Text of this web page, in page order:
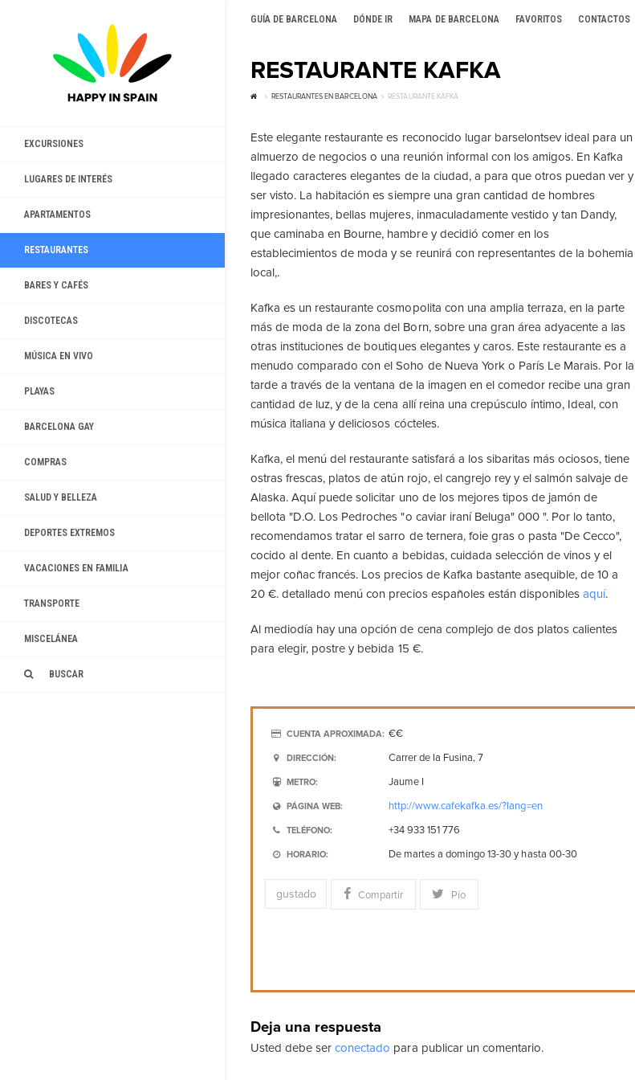
GUÍA DE BARCELONA DÓNDE IR MAPA DE BARCELONA FAVORITOS CONTACTOS
EXCURSIONES
LUGARES DE INTERÉS
APARTAMENTOS
RESTAURANTES
BARES Y CAFÉS
DISCOTECAS
MÚSICA EN VIVO
PLAYAS
BARCELONA GAY
COMPRAS
SALUD Y BELLEZA
DEPORTES EXTREMOS
VACACIONES EN FAMILIA
TRANSPORTE
MISCELÁNEA
BUSCAR
RESTAURANTE KAFKA
RESTAURANTES EN BARCELONA RESTAURANTE KAFKA
Este elegante restaurante es reconocido lugar barselontsev ideal para un
almuerzo de negocios o una reunión informal con los amigos. En Kafka
llegado caracteres elegantes de la ciudad, a para que otros puedan ver y
ser visto. La habitación es siempre una gran cantidad de hombres
impresionantes, bellas mujeres, inmaculadamente vestido y tan Dandy,
que caminaba en Bourne, hambre y decidió comer en los
establecimientos de moda y se reunirá con representantes de la bohemia
local,.
Kafka es un restaurante cosmopolita con una amplia terraza, en la parte
más de moda de la zona del Born, sobre una gran área adyacente a las
otras instituciones de boutiques elegantes y caros. Este restaurante es a
menudo comparado con el Soho de Nueva York o París Le Marais. Por la
tarde a través de la ventana de la imagen en el comedor recibe una gran
cantidad de luz, y de la cena allí reina una crepúsculo íntimo, Ideal, con
música italiana y deliciosos cócteles.
Kafka, el menú del restaurante satisfará a los sibaritas más ociosos, tiene
ostras frescas, platos de atún rojo, el cangrejo rey y el salmón salvaje de
Alaska. Aquí puede solicitar uno de los mejores tipos de jamón de
bellota "D.O. Los Pedroches "o caviar iraní Beluga" 000 ". Por lo tanto,
recomendamos tratar el sarro de ternera, foie gras o pasta "De Cecco",
cocido al dente. En cuanto a bebidas, cuidada selección de vinos y el
mejor coñac francés. Los precios de Kafka bastante asequible, de 10 a
20 €. detallado menú con precios españoles están disponiblesaquí.
Al mediodía hay una opción de cena complejo de dos platos calientes
para elegir, postre y bebida 15 €.
CUENTA APROXIMADA: €€
DIRECCIÓN: Carrer de la Fusina, 7
METRO: Jaume I
PÁGINA WEB: http://www.cafekafka.es/?lang=en
TELÉFONO: +34 933 151 776
HORARIO: De martes a domingo 13-30 y hasta 00-30
gustado Compartir Pío
Deja una respuesta
Usted debe serconectado para publicar un comentario.